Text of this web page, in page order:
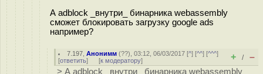
А adblock _внутри_ бинарника webassembly
сможет блокировать загрузку google ads
например?
7.197 ,Анонимм (??), 03:12, 06/03/2017 [^] [^^] [^^^]
[ответить] [к модератору] + / –
> А adblock _внутри_ бинарника webassembly